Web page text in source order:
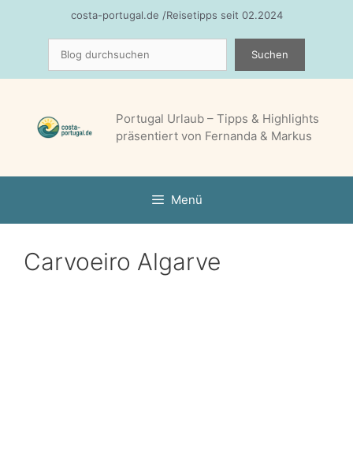
costa-portugal.de /Reisetipps seit 02.2024
Suchen
Portugal Urlaub – Tipps & Highlights
präsentiert von Fernanda & Markus
Menü
Carvoeiro Algarve